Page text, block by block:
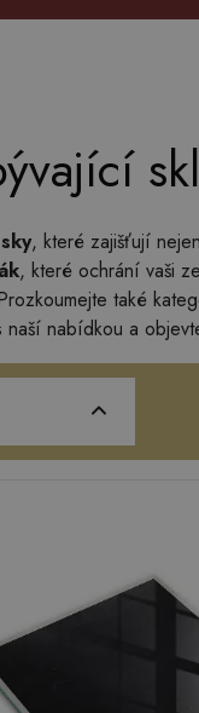
, které zajišťují
, které ochrání vaši
také
nabídkou a